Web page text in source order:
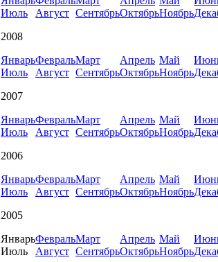
Июль
Август СентябрьОктябрьНоябрь
2008
ЯнварьФевральМарт Апрель Май
Июль
Август СентябрьОктябрьНоябрь
2007
ЯнварьФевральМарт Апрель Май
Июль
Август СентябрьОктябрьНоябрь
2006
ЯнварьФевральМарт Апрель Май
Июль
Август СентябрьОктябрьНоябрь
2005
ЯнварьФевральМарт Апрель Май
Июль
Август СентябрьОктябрьНоябрь